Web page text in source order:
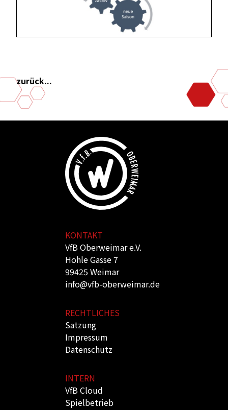
zurück...
KONTAKT
VfB Oberweimar e.V.
Hohle Gasse 7
99425 Weimar
info@vfb-oberweimar.de
RECHTLICHES
Satzung
Impressum
Datenschutz
INTERN
VfB Cloud
Spielbetrieb